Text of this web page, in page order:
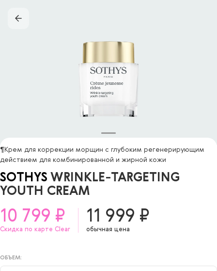
¶Крем для коррекции морщин с глубоким регенерирующим
действием для комбинированной и жирной кожи
SOTHYS WRINKLE-TARGETING
YOUTH CREAM
ОБЪЕМ:
10 799 ₽
Скидка по карте Clear
11 999 ₽
обычная цена